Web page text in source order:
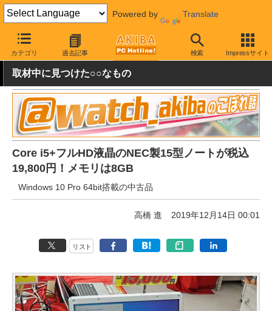
Powered by Translate
カテゴリ 過去記事 検索 Impressサイト
AKIBA PC Hotline! 秋葉原情報 価格情報 特価情報
取材中に見つけた○○なもの
Core i5+フルHD液晶のNEC製15型ノートが税込
19,800円！メモリは8GB
Windows 10 Pro 64bit搭載の中古品
高橋 進 2019年12月14日 00:01
リスト